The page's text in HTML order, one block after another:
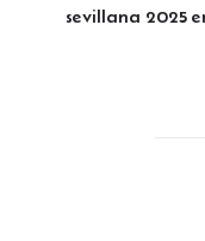
sevillana 2025